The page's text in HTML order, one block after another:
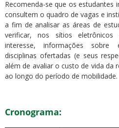
Recomenda-se que os estudantes
consultem o quadro de vagas e
a fim de analisar as áreas de
verificar, nos sítios
interesse, informações sobre
disciplinas ofertadas (e seus
além de avaliar o custo de vida da
ao longo do período de mobilidade.
Cronograma: